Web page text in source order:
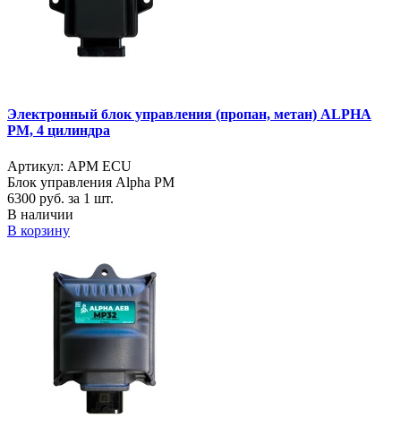
Электронный блок управления (пропан, метан) ALPHA
PM, 4 цилиндра
Артикул: APM ECU
Блок управления Alpha PM
6300 руб. за 1 шт.
В наличии
В корзину